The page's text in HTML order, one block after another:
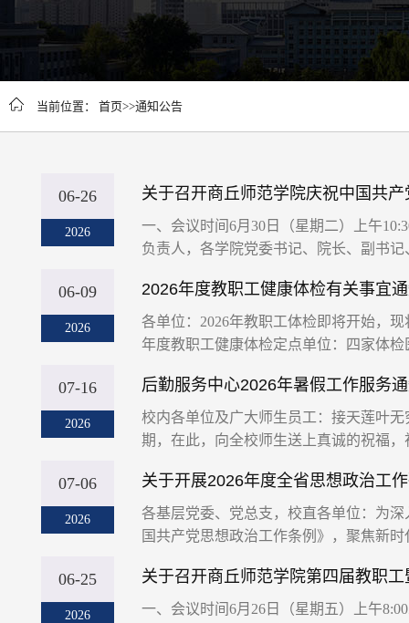
当前位置： 首页>>通知公告
06-26
2026
关于召开商丘师范学院庆祝中国共
一、会议时间6月30日（星期二）上午
负责人，各学院党委书记、院长、副书
06-09
2026
2026年度教职工健康体检有关事宜
各单位：2026年教职工体检即将开始，
年度教职工健康体检定点单位：四家体
07-16
2026
后勤服务中心2026年暑假工作服务
校内各单位及广大师生员工：接天莲叶
期，在此，向全校师生送上真诚的祝福
07-06
2026
关于开展2026年度全省思想政治工
各基层党委、党总支，校直各单位：为
国共产党思想政治工作条例》，聚焦新
06-25
2026
关于召开商丘师范学院第四届教职
一、会议时间6月26日（星期五）上午